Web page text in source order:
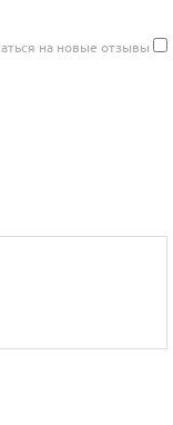
на новые отзывы